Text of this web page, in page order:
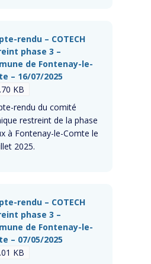
rendu – COTECH
phase 3 –
de Fontenay-le-
– 16/07/2025
KB
rendu du comité
restreint de la phase
à Fontenay-le-Comte le
2025.
rendu – COTECH
phase 3 –
de Fontenay-le-
– 07/05/2025
KB